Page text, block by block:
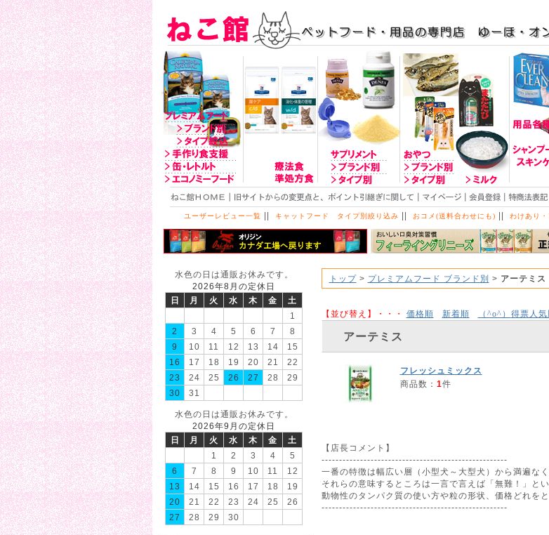
ユーザーレビュー一覧 || キャットフード タイプ別絞り込み || おコメ(送料合わせにも) || わけあり
水色の日は通販お休みです。
2026年8月の定休日
日
月 火 水 木 金
土
1
2
3 4 5 6 7
8
9
10 11 12 13 14
15
16
17 18 19 20 21
22
23
24 25 26 27 28
29
30
31
水色の日は通販お休みです。
2026年9月の定休日
日
月 火 水 木 金
土
1
2 3 4
5
6
7 8 9 10 11
12
13
14 15 16 17 18
19
20
21 22 23 24 25
26
27
28 29 30
トップ> プレミアムフード ブランド別 > アーテミス
【並び替え】・・・ 価格順 新着順 （^o^） 得票人気
アーテミス
フレッシュミックス
商品数： 1件
【店長コメント】
-----------------------------------------------------
一番の特徴は幅広い層（小型犬～大型犬）から満遍な
それらの意味するところは一言で言えば「無難！」と
動物性のタンパク質の使い方や粒の形状、価格どれを
-----------------------------------------------------